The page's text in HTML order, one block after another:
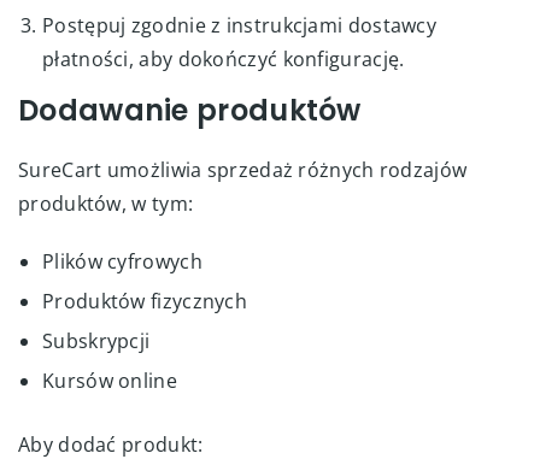
Postępuj zgodnie z instrukcjami dostawcy
płatności, aby dokończyć konfigurację.
Dodawanie produktów
SureCart umożliwia sprzedaż różnych rodzajów
produktów, w tym:
Plików cyfrowych
Produktów fizycznych
Subskrypcji
Kursów online
Aby dodać produkt: